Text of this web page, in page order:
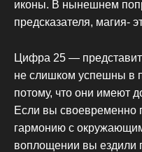
иконы. В нынешнем
предсказателя, магия-
Цифра 25 —
не слишком успешны в
потому, что они имеют
Если вы своевременно
гармонию с
воплощении вы ездили